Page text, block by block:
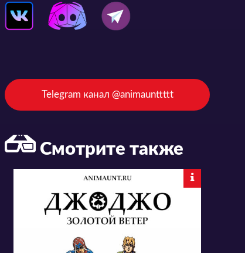
Telegram канал @animaunttttt
Смотрите также